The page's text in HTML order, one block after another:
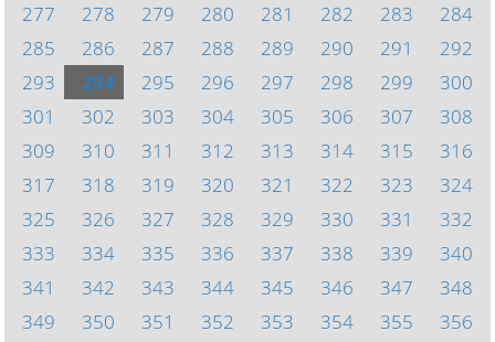
277
278 279 280 281 282 283
284
285
286 287 288 289 290 291
292
293
294 295 296 297 298 299
300
301
302 303 304 305 306 307
308
309
310 311 312 313 314 315
316
317
318 319 320 321 322 323
324
325
326 327 328 329 330 331
332
333
334 335 336 337 338 339
340
341
342 343 344 345 346 347
348
349
350 351 352 353 354 355 356